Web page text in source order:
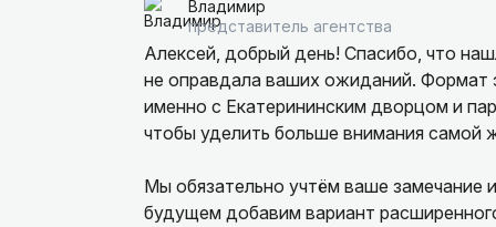
Владимир
представитель агентства
Алексей, добрый день! Спасибо, что
не оправдала ваших ожиданий. Формат
именно с Екатерининским дворцом и
чтобы уделить больше внимания
Мы обязательно учтём ваше
будущем добавим вариант